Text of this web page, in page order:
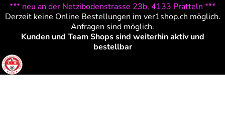
*** neu an der Netzibodenstrasse 23b, 4133 Pratteln ***
Derzeit keine Online Bestellungen im ver1shop.ch möglich.
Anfragen sind möglich.
Kunden und Team Shops sind weiterhin aktiv und
bestellbar